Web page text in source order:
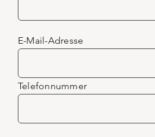
E-Mail-Adresse
Telefonnummer